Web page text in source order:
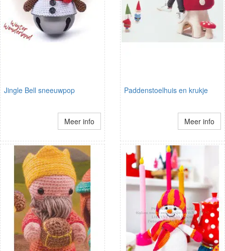
Jingle Bell sneeuwpop
Meer info
Paddenstoelhuis en krukje
Meer info